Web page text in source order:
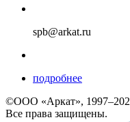
spb@arkat.ru
подробнее
©ООО «Аркат»,
Все права защищены.